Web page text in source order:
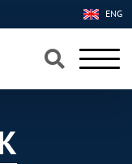
×
×
ENG